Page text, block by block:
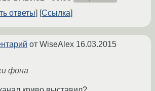
ответы Ссылка
от WiseAlex 16.03.2015
фона